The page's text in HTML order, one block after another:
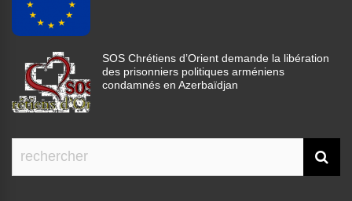
SOS Chrétiens d’Orient demande la libération
des prisonniers politiques arméniens
condamnés en Azerbaïdjan